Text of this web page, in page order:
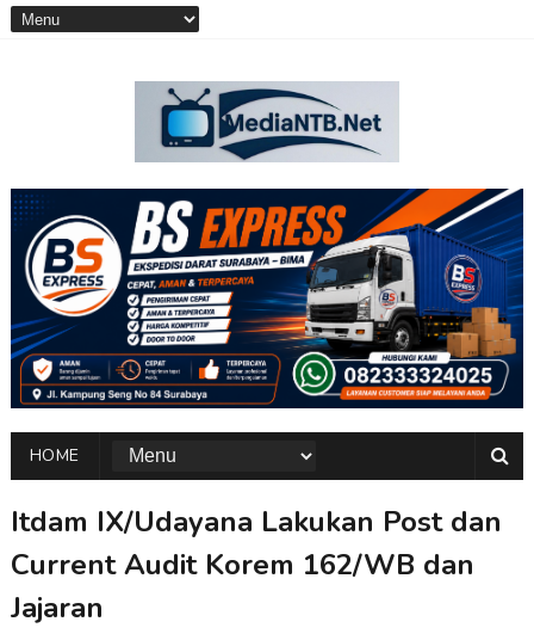
HOME
Itdam IX/Udayana Lakukan Post dan
Current Audit Korem 162/WB dan
Jajaran